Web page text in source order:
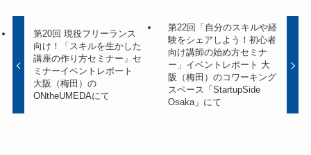
第20回 現役フリーランス
向け！「スキルを生かした
講座の作り方セミナー」セ
ミナーイベントレポート
大阪（梅田）の
ONtheUMEDAにて
第22回「自分のスキルや経
験をシェアしよう！初心者
向け講師の始め方セミナ
ー」イベントレポート 大
阪（梅田）のコワーキング
スペース「StartupSide
Osaka」にて